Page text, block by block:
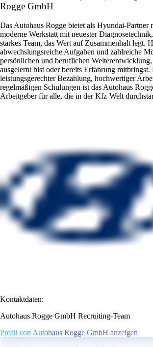
Rogge GmbH
Das Autohaus Rogge bietet als Hyundai-Partner
moderne Werkstatt mit neuester
starkes Team, das Wert auf Zusammenhalt legt.
abwechslungsreiche Aufgaben und zahlreiche
persönlichen und beruflichen
ausgelernt bist oder bereits Erfahrung mitbringst.
leistungsgerechter Bezahlung, hochwertiger
regelmäßigen Schulungen ist das Autohaus
Arbeitgeber für alle, die in der Kfz-Welt
Kontaktdaten:
Autohaus Rogge GmbH Recruiting-Team
Profil von Autohaus Rogge GmbH anzeigen